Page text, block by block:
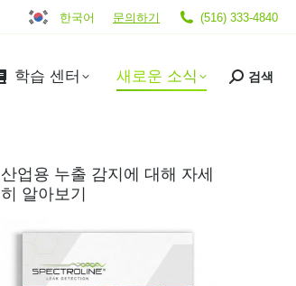
한국어 문의하기 (516) 333-4840
학습 센터 새로운 소식 검색
산업용 누출 감지에 대해 자세
히 알아보기